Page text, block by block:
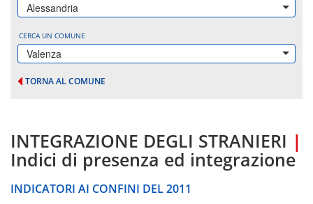
Alessandria
CERCA UN COMUNE
Valenza
TORNA AL COMUNE
INTEGRAZIONE DEGLI STRANIERI |
Indici di presenza ed integrazione
INDICATORI AI CONFINI DEL 2011